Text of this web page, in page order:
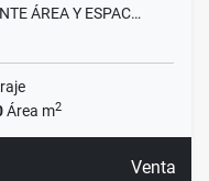
ÁREA Y ESPAC…
Área m2
Venta